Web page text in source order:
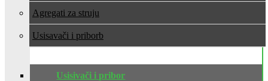
Agregati za struju
Usisavači i pribor
Usisivači i pribor